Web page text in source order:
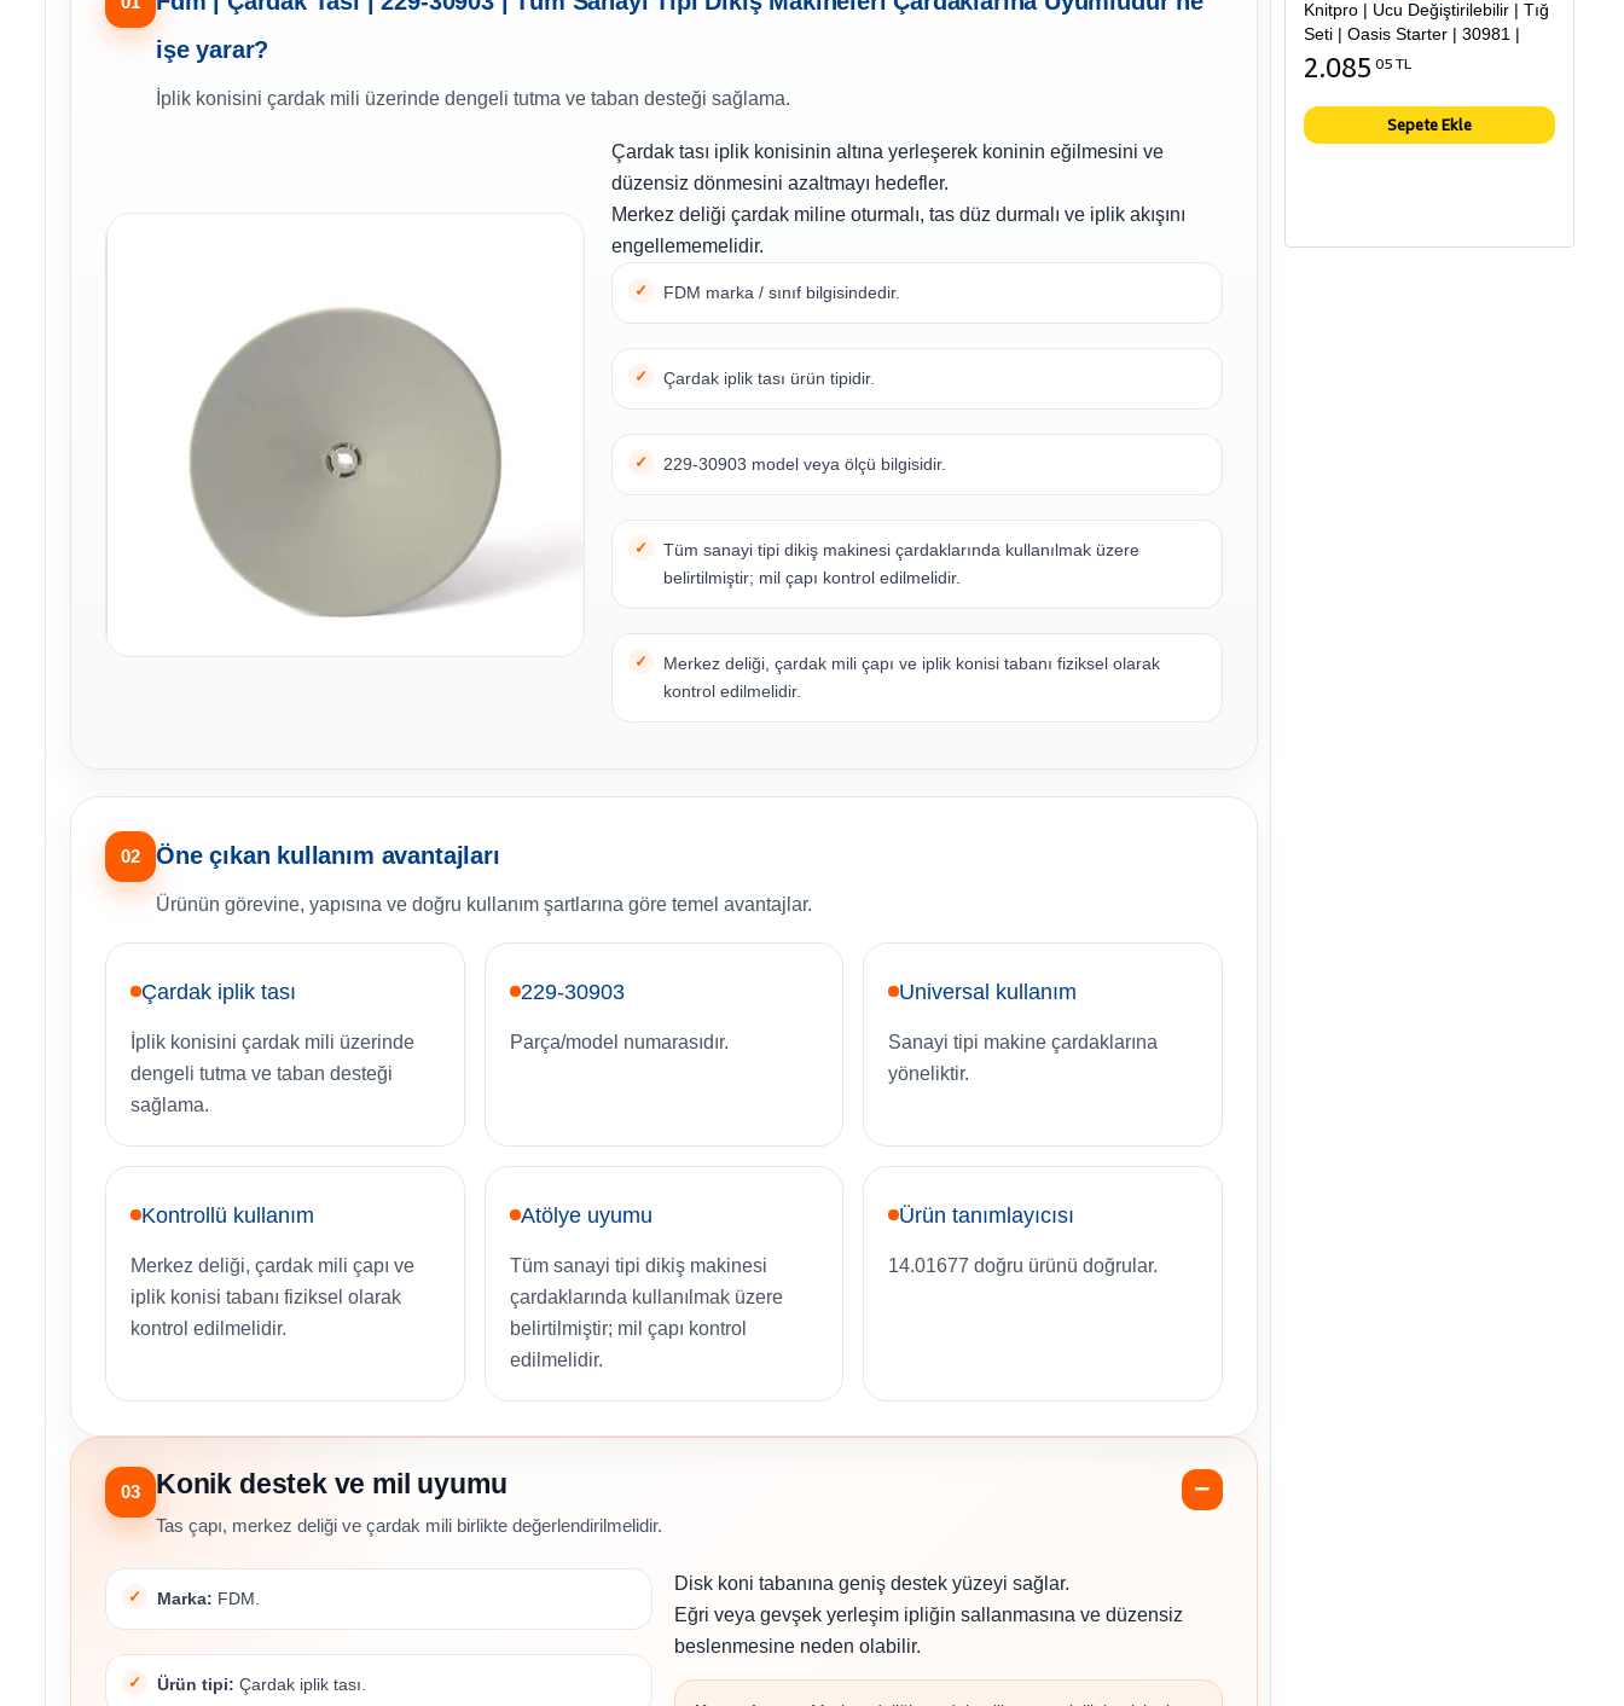
işe yarar?
İplik konisini çardak mili üzerinde dengeli tutma ve taban desteği sağlama.
Çardak tası iplik konisinin altına yerleşerek koninin eğilmesini ve
düzensiz dönmesini azaltmayı hedefler.
Merkez deliği çardak miline oturmalı, tas düz durmalı ve iplik akışını
engellememelidir.
FDM marka / sınıf bilgisindedir.
Çardak iplik tası ürün tipidir.
229-30903 model veya ölçü bilgisidir.
Tüm sanayi tipi dikiş makinesi çardaklarında kullanılmak üzere
belirtilmiştir; mil çapı kontrol edilmelidir.
Merkez deliği, çardak mili çapı ve iplik konisi tabanı fiziksel olarak
kontrol edilmelidir.
02 Öne çıkan kullanım avantajları
Ürünün görevine, yapısına ve doğru kullanım şartlarına göre temel avantajlar.
Çardak iplik tası
İplik konisini çardak mili üzerinde
dengeli tutma ve taban desteği
sağlama.
229-30903
Parça/model numarasıdır.
Universal kullanım
Sanayi tipi makine çardaklarına
yöneliktir.
Kontrollü kullanım
Merkez deliği, çardak mili çapı ve
iplik konisi tabanı fiziksel olarak
kontrol edilmelidir.
Atölye uyumu
Tüm sanayi tipi dikiş makinesi
çardaklarında kullanılmak üzere
belirtilmiştir; mil çapı kontrol
edilmelidir.
Ürün tanımlayıcısı
14.01677 doğru ürünü doğrular.
03 Konik destek ve mil uyumu
Tas çapı, merkez deliği ve çardak mili birlikte değerlendirilmelidir.
Marka: FDM.
Ürün tipi: Çardak iplik tası.
Disk koni tabanına geniş destek yüzeyi sağlar.
Eğri veya gevşek yerleşim ipliğin sallanmasına ve düzensiz
beslenmesine neden olabilir.
Knitpro | Ucu Değiştirilebilir | Tığ
Seti | Oasis Starter | 30981 |
2.085 05 TL
Sepete Ekle